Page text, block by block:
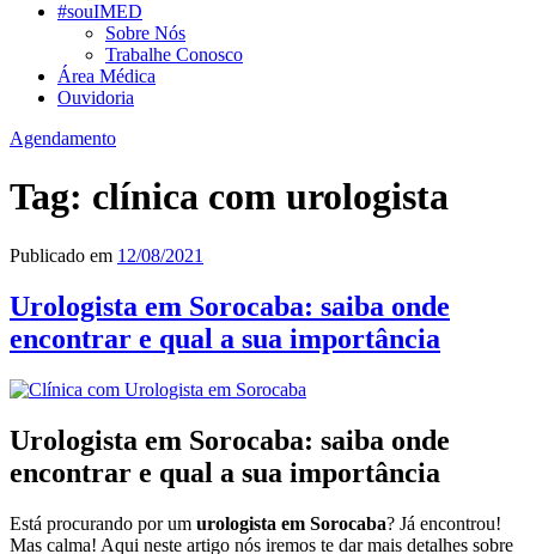
#souIMED
Sobre Nós
Trabalhe Conosco
Área Médica
Ouvidoria
Agendamento
Tag: clínica com urologista
Publicado em 12/08/2021
Urologista em Sorocaba: saiba onde
encontrar e qual a sua importância
Urologista em Sorocaba: saiba onde
encontrar e qual a sua importância
Está procurando por um urologista em Sorocaba? Já encontrou!
Mas calma! Aqui neste artigo nós iremos te dar mais detalhes sobre